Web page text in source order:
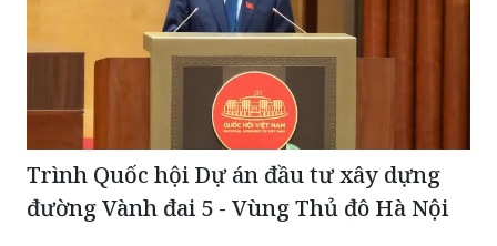
Trình Quốc hội Dự án đầu tư xây dựng
đường Vành đai 5 - Vùng Thủ đô Hà Nội